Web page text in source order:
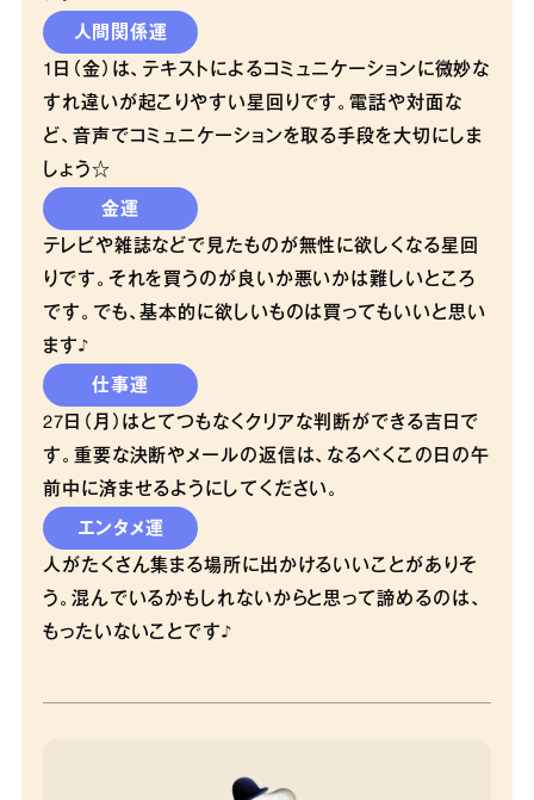
人間関係運
1日（金）は、テキストによるコミュニケーションに微妙な
すれ違いが起こりやすい星回りです。電話や対面な
ど、音声でコミュニケーションを取る手段を大切にしま
しょう☆
金運
テレビや雑誌などで見たものが無性に欲しくなる星回
りです。それを買うのが良いか悪いかは難しいところ
です。でも、基本的に欲しいものは買ってもいいと思い
ます♪
仕事運
27日（月）はとてつもなくクリアな判断ができる吉日で
す。重要な決断やメールの返信は、なるべくこの日の午
前中に済ませるようにしてください。
エンタメ運
人がたくさん集まる場所に出かけるいいことがありそ
う。混んでいるかもしれないからと思って諦めるのは、
もったいないことです♪